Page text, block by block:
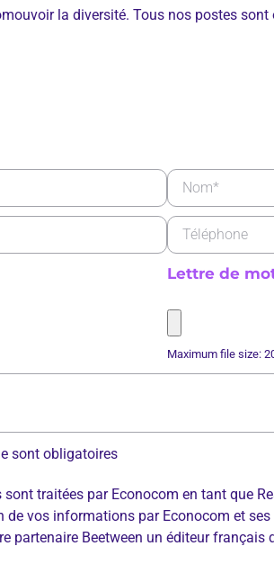
la diversité. Tous nos postes
Lettre de
Maximum file size:
sont obligatoires
sont traitées par Econocom en tant que
de vos informations par Econocom et
partenaire Beetween un éditeur français